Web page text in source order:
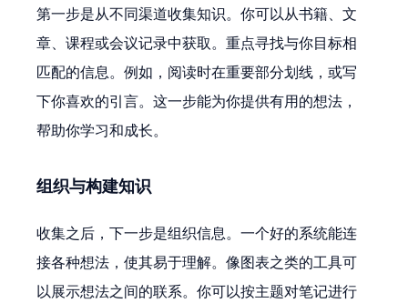
第一步是从不同渠道收集知识。你可以从书籍、文
章、课程或会议记录中获取。重点寻找与你目标相
匹配的信息。例如，阅读时在重要部分划线，或写
下你喜欢的引言。这一步能为你提供有用的想法，
帮助你学习和成长。
组织与构建知识
收集之后，下一步是组织信息。一个好的系统能连
接各种想法，使其易于理解。像图表之类的工具可
以展示想法之间的联系。你可以按主题对笔记进行